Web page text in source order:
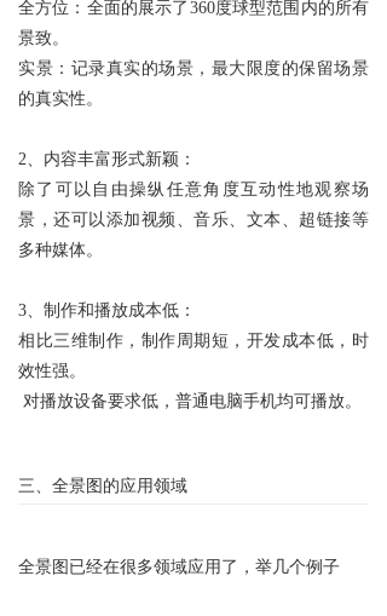
全方位：全面的展示了360度球型范围内的所有
景致。
实景：记录真实的场景，最大限度的保留场景
的真实性。
2、内容丰富形式新颖：
除了可以自由操纵任意角度互动性地观察场
景，还可以添加视频、音乐、文本、超链接等
多种媒体。
3、制作和播放成本低：
相比三维制作，制作周期短，开发成本低，时
效性强。
对播放设备要求低，普通电脑手机均可播放。
三、全景图的应用领域
全景图已经在很多领域应用了，举几个例子